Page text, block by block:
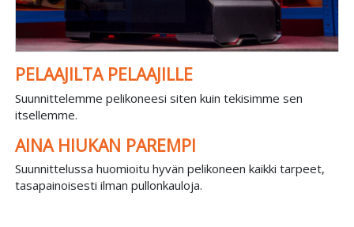
PELAAJILTA PELAAJILLE
Suunnittelemme pelikoneesi siten kuin tekisimme sen
itsellemme.
AINA HIUKAN PAREMPI
Suunnittelussa huomioitu hyvän pelikoneen kaikki tarpeet,
tasapainoisesti ilman pullonkauloja.